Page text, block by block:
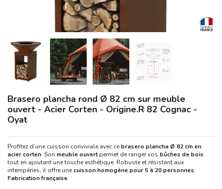
Brasero plancha rond Ø 82 cm sur meuble
ouvert - Acier Corten - Origine.R 82 Cognac -
Oyat
Profitez d’une cuisson conviviale avec ce brasero plancha Ø 82 cm en
acier corten. Son meuble ouvertpermet de ranger vos bûches de bois
tout en ajoutant une touche esthétique. Robuste et résistant aux
intempéries, il offre une cuisson homogène pour 5 à 20 personnes.
Fabrication française.